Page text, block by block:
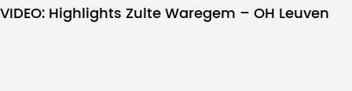
VIDEO: Highlights Zulte Waregem – OH Leuven